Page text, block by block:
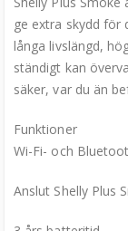
ge extra skydd för
långa livslängd,
ständigt kan
säker, var du än
Funktioner
Wi-Fi- och
Anslut Shelly Plus